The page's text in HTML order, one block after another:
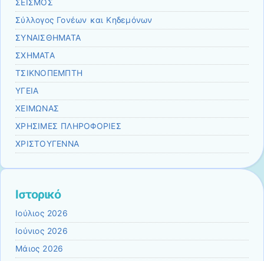
ΣΕΙΣΜΟΣ
Σύλλογος Γονέων και Κηδεμόνων
ΣΥΝΑΙΣΘΗΜΑΤΑ
ΣΧΗΜΑΤΑ
ΤΣΙΚΝΟΠΕΜΠΤΗ
ΥΓΕΙΑ
ΧΕΙΜΩΝΑΣ
ΧΡΗΣΙΜΕΣ ΠΛΗΡΟΦΟΡΙΕΣ
ΧΡΙΣΤΟΥΓΕΝΝΑ
Ιστορικό
Ιούλιος 2026
Ιούνιος 2026
Μάιος 2026